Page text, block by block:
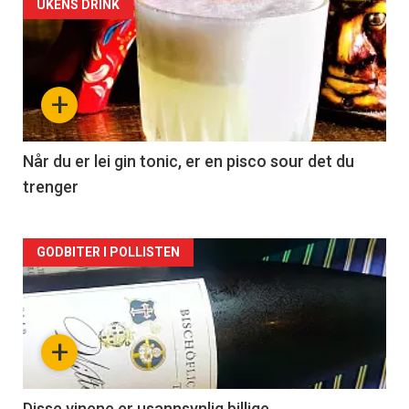
Forsiden
akkurat
nå
-
2
+
UKENS DRINK
Når du er lei gin tonic, er en pisco sour det du
trenger
Forsiden
akkurat
nå+
GODBITER I POLLISTEN